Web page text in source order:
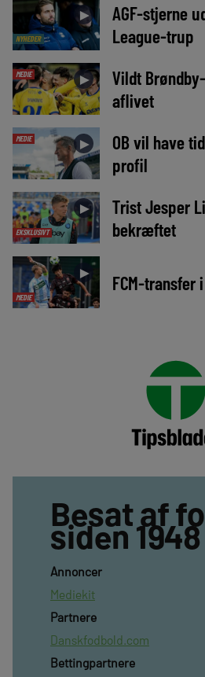
NYHEDER
►
AGF-stjerne
League-trup
MEDIE ►
Vildt
aflivet
MEDIE ►
OB vil have
profil
EKSKLUSIVT
►
Trist Jesper
bekræftet
MEDIE
► FCM-transfer
Besat af
siden 1948
Annoncer
Mediekit
Partnere
Danskfodbold.com
Bettingpartnere